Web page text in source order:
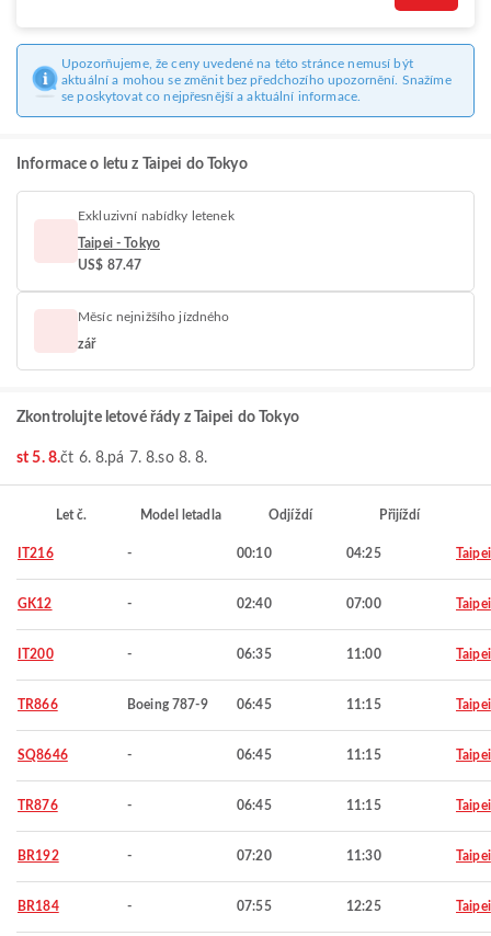
Upozorňujeme, že ceny uvedené na této stránce nemusí být
aktuální a mohou se změnit bez předchozího upozornění. Snažíme
se poskytovat co nejpřesnější a aktuální informace.
Informace o letu z Taipei do Tokyo
Exkluzivní nabídky letenek
Taipei - Tokyo
US$ 87.47
Měsíc nejnižšího jízdného
zář
Zkontrolujte letové řády z Taipei do Tokyo
st 5. 8.čt 6. 8.pá 7. 8.so 8. 8.
Let č. Model letadla Odjíždí Přijíždí
IT216 - 00:10 04:25 Taipei
GK12 - 02:40 07:00 Taipei
IT200 - 06:35 11:00 Taipei
TR866 Boeing 787-9 06:45 11:15 Taipei
SQ8646 - 06:45 11:15 Taipei
TR876 - 06:45 11:15 Taipei
BR192 - 07:20 11:30 Taipei
BR184 - 07:55 12:25 Taipei